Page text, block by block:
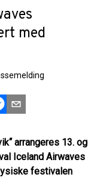
med
arrangeres 13. og
Iceland Airwaves
festivalen